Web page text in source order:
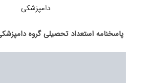
دامپزشکی
پاسخنامه استعداد تحصیلی گروه دامپزشکی